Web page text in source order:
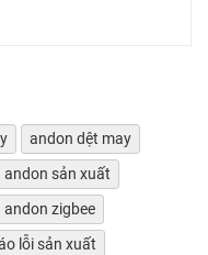
andon dệt may
andon sản xuất
andon zigbee
lỗi sản xuất